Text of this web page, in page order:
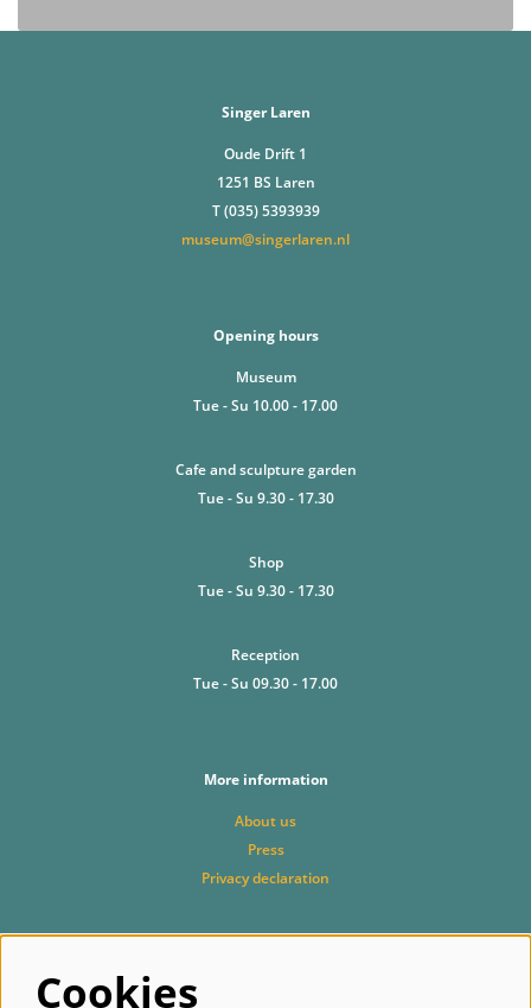
Singer Laren
Oude Drift 1
1251 BS Laren
T (035) 5393939
museum@singerlaren.nl
Opening hours
Museum
Tue - Su 10.00 - 17.00
Cafe and sculpture garden
Tue - Su 9.30 - 17.30
Shop
Tue - Su 9.30 - 17.30
Reception
Tue - Su 09.30 - 17.00
More information
About us
Press
Privacy declaration
Cookies